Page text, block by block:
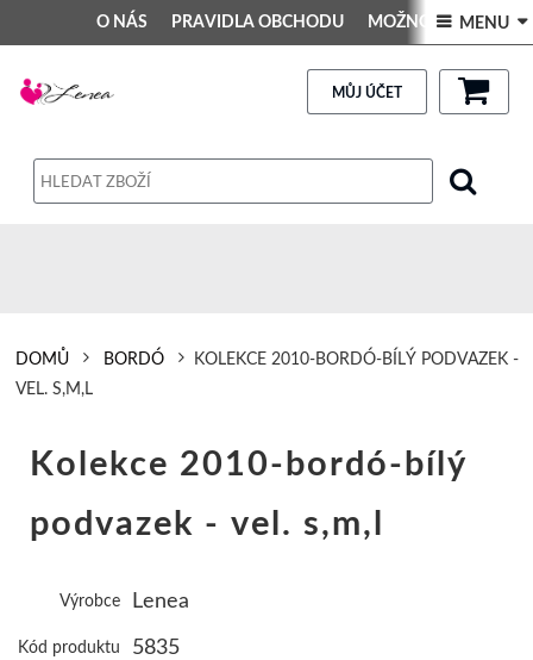
O NÁS PRAVIDLA OBCHODU MOŽNOSTI PLATBY
DEKORACE DO INTERIÉRU Kontakt GALERIE
 MENU 
MŮJ ÚČET
DOMŮ BORDÓ
KOLEKCE 2010-BORDÓ-BÍLÝ PODVAZEK -
VEL. S,M,L
Kolekce 2010-bordó-bílý
podvazek - vel. s,m,l
Výrobce Lenea
Kód produktu 5835